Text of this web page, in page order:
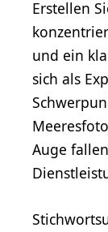
Erstellen
und ein
sich als
Auge